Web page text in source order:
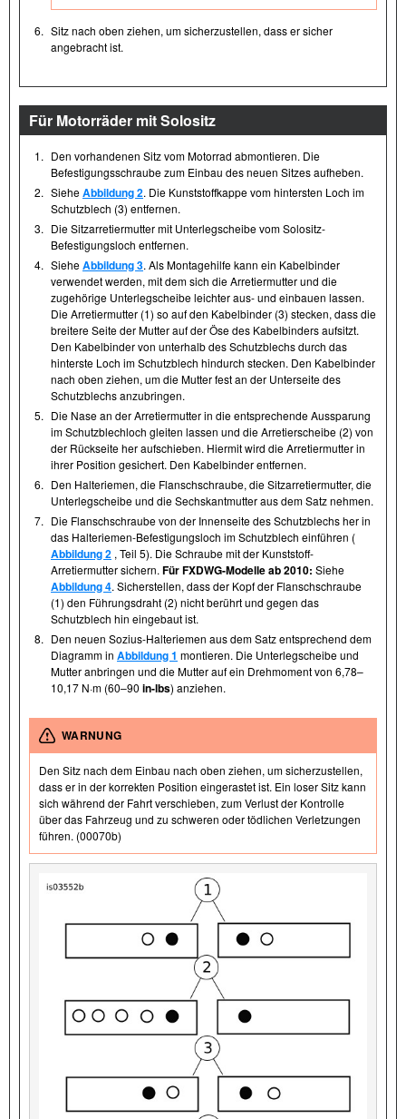
6. Sitz nach oben ziehen, um sicherzustellen, dass er sicher
angebracht ist.
Für Motorräder mit Solositz
1. Den vorhandenen Sitz vom Motorrad abmontieren. Die
Befestigungsschraube zum Einbau des neuen Sitzes aufheben.
2. SieheAbbildung 2. Die Kunststoffkappe vom hintersten Loch im
Schutzblech (3) entfernen.
3. Die Sitzarretiermutter mit Unterlegscheibe vom Solositz-
Befestigungsloch entfernen.
4. SieheAbbildung 3. Als Montagehilfe kann ein Kabelbinder
verwendet werden, mit dem sich die Arretiermutter und die
zugehörige Unterlegscheibe leichter aus- und einbauen lassen.
Die Arretiermutter (1) so auf den Kabelbinder (3) stecken, dass die
breitere Seite der Mutter auf der Öse des Kabelbinders aufsitzt.
Den Kabelbinder von unterhalb des Schutzblechs durch das
hinterste Loch im Schutzblech hindurch stecken. Den Kabelbinder
nach oben ziehen, um die Mutter fest an der Unterseite des
Schutzblechs anzubringen.
5. Die Nase an der Arretiermutter in die entsprechende Aussparung
im Schutzblechloch gleiten lassen und die Arretierscheibe (2) von
der Rückseite her aufschieben. Hiermit wird die Arretiermutter in
ihrer Position gesichert. Den Kabelbinder entfernen.
6. Den Halteriemen, die Flanschschraube, die Sitzarretiermutter, die
Unterlegscheibe und die Sechskantmutter aus dem Satz nehmen.
7. Die Flanschschraube von der Innenseite des Schutzblechs her in
das Halteriemen-Befestigungsloch im Schutzblech einführen (
Abbildung 2 , Teil 5). Die Schraube mit der Kunststoff-
Arretiermutter sichern. Für FXDWG-Modelle ab 2010: Siehe
Abbildung 4. Sicherstellen, dass der Kopf der Flanschschraube
(1) den Führungsdraht (2) nicht berührt und gegen das
Schutzblech hin eingebaut ist.
8. Den neuen Sozius-Halteriemen aus dem Satz entsprechend dem
Diagramm in Abbildung 1 montieren. Die Unterlegscheibe und
Mutter anbringen und die Mutter auf ein Drehmoment von 6,78–
10,17 N·m (60–90 in-lbs) anziehen.
WARNUNG
Den Sitz nach dem Einbau nach oben ziehen, um sicherzustellen,
dass er in der korrekten Position eingerastet ist. Ein loser Sitz kann
sich während der Fahrt verschieben, zum Verlust der Kontrolle
über das Fahrzeug und zu schweren oder tödlichen Verletzungen
führen. (00070b)